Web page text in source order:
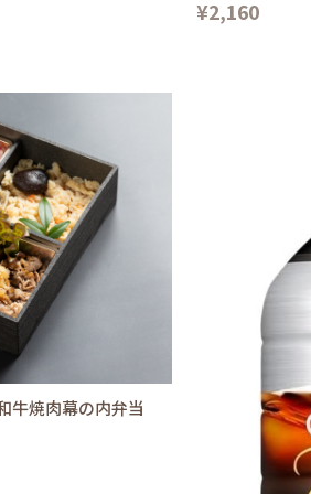
¥2,160
牛焼肉幕の内弁当